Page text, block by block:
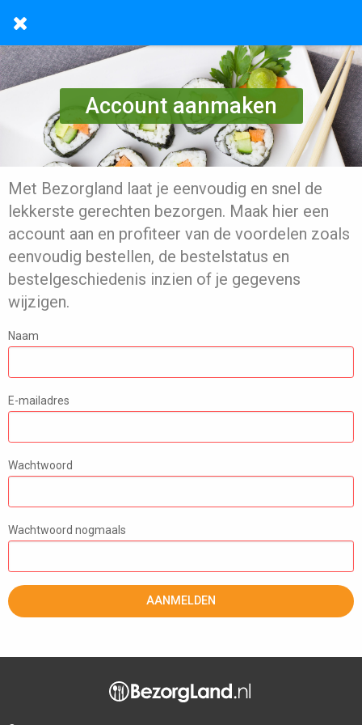
Account aanmaken
Met Bezorgland laat je eenvoudig en snel de
lekkerste gerechten bezorgen. Maak hier een
account aan en profiteer van de voordelen zoals
eenvoudig bestellen, de bestelstatus en
bestelgeschiedenis inzien of je gegevens
wijzigen.
Naam
E-mailadres
Wachtwoord
Wachtwoord nogmaals
AANMELDEN